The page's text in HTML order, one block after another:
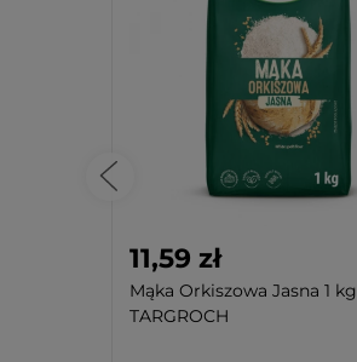
11,59 zł
Mąka Orkiszowa Jasna 1 kg
TARGROCH